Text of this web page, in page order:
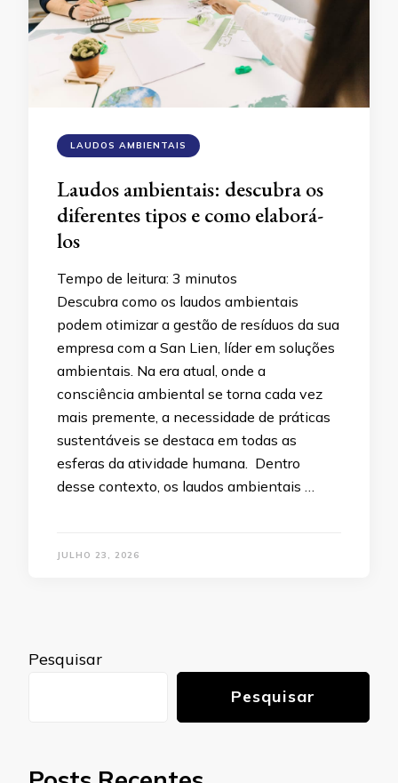
LAUDOS AMBIENTAIS
Laudos ambientais: descubra os
diferentes tipos e como elaborá-
los
Tempo de leitura: 3 minutos
Descubra como os laudos ambientais
podem otimizar a gestão de resíduos da sua
empresa com a San Lien, líder em soluções
ambientais. Na era atual, onde a
consciência ambiental se torna cada vez
mais premente, a necessidade de práticas
sustentáveis se destaca em todas as
esferas da atividade humana. Dentro
desse contexto, os laudos ambientais …
JULHO 23, 2026
Pesquisar
Pesquisar